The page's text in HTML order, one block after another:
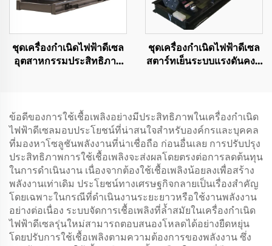
ชุดเครื่องกำเนิดไฟฟ้าดีเซล
อุตสาหกรรมประสิทธิภาพ
ชุดเครื่องกำเนิดไฟฟ้าดีเซล
สตาร์ทเย็นระบบแรงดันคงที่
ข้อดีของการใช้เชื้อเพลิงอย่างมีประสิทธิภาพในเครื่องกำเนิด
ไฟฟ้าดีเซลมอบประโยชน์ที่น่าสนใจสำหรับองค์กรและบุคคล
ที่มองหาโซลูชันพลังงานที่น่าเชื่อถือ ก่อนอื่นเลย การปรับปรุง
ประสิทธิภาพการใช้เชื้อเพลิงจะส่งผลโดยตรงต่อการลดต้นทุน
ในการดำเนินงาน เนื่องจากต้องใช้เชื้อเพลิงน้อยลงเพื่อสร้าง
พลังงานเท่าเดิม ประโยชน์ทางเศรษฐกิจกลายเป็นเรื่องสำคัญ
โดยเฉพาะในกรณีที่ดำเนินงานระยะยาวหรือใช้งานพลังงาน
อย่างต่อเนื่อง ระบบจัดการเชื้อเพลิงที่ล้ำสมัยในเครื่องกำเนิด
ไฟฟ้าดีเซลรุ่นใหม่สามารถตอบสนองโหลดได้อย่างยืดหยุ่น
โดยปรับการใช้เชื้อเพลิงตามความต้องการของพลังงาน ซึ่ง